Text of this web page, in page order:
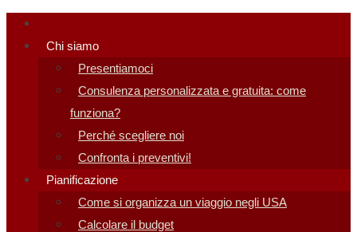
Salta
contenuto
Chi siamo
Presentiamoci
Consulenza personalizzata e gratuita: come
funziona?
Perché scegliere noi
Confronta i preventivi!
Pianificazione
Come si organizza un viaggio negli USA
Calcolare il budget